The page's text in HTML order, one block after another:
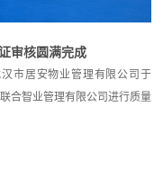
审核圆满完成
市居安物业管理有限公司于
合智业管理有限公司进行质量